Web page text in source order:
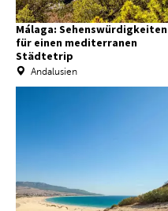
Málaga: Sehenswürdigkeiten
für einen mediterranen
Städtetrip
Andalusien